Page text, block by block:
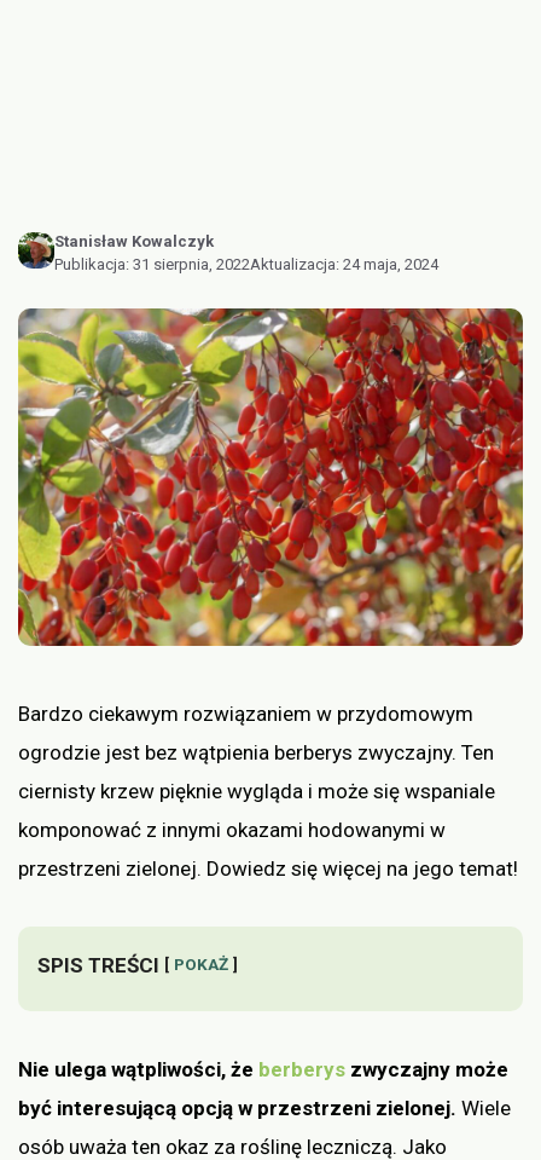
Stanisław Kowalczyk
Publikacja: 31 sierpnia, 2022Aktualizacja: 24 maja, 2024
Bardzo ciekawym rozwiązaniem w przydomowym
ogrodzie jest bez wątpienia berberys zwyczajny. Ten
ciernisty krzew pięknie wygląda i może się wspaniale
komponować z innymi okazami hodowanymi w
przestrzeni zielonej. Dowiedz się więcej na jego temat!
SPIS TREŚCI POKAŻ
Nie ulega wątpliwości, że berberys zwyczajny może
być interesującą opcją w przestrzeni zielonej. Wiele
osób uważa ten okaz za roślinę leczniczą. Jako